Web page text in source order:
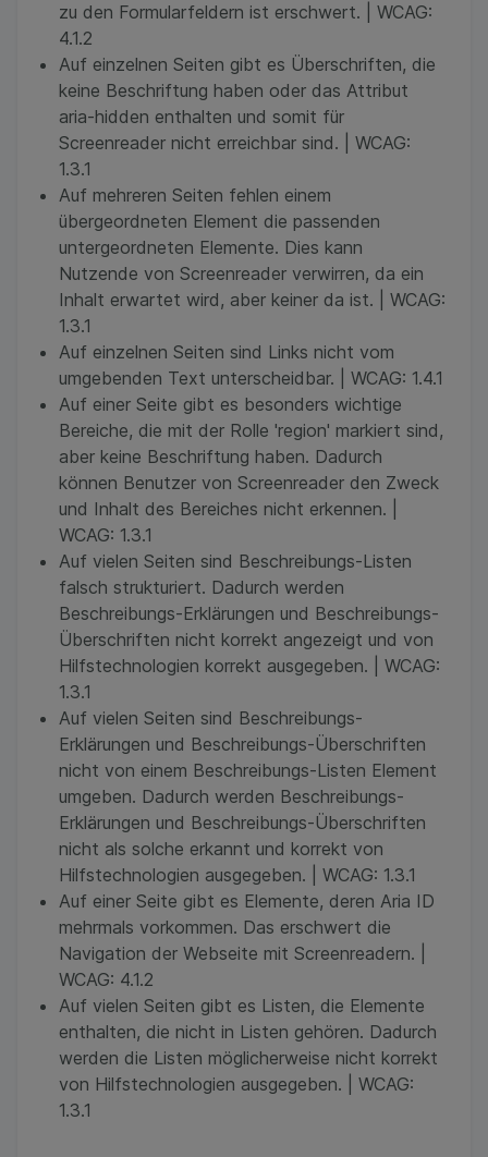
zu den Formularfeldern ist erschwert. | WCAG:
4.1.2
Auf einzelnen Seiten gibt es Überschriften, die
keine Beschriftung haben oder das Attribut
aria-hidden enthalten und somit für
Screenreader nicht erreichbar sind. | WCAG:
1.3.1
Auf mehreren Seiten fehlen einem
übergeordneten Element die passenden
untergeordneten Elemente. Dies kann
Nutzende von Screenreader verwirren, da ein
Inhalt erwartet wird, aber keiner da ist. | WCAG:
1.3.1
Auf einzelnen Seiten sind Links nicht vom
umgebenden Text unterscheidbar. | WCAG: 1.4.1
Auf einer Seite gibt es besonders wichtige
Bereiche, die mit der Rolle 'region' markiert sind,
aber keine Beschriftung haben. Dadurch
können Benutzer von Screenreader den Zweck
und Inhalt des Bereiches nicht erkennen. |
WCAG: 1.3.1
Auf vielen Seiten sind Beschreibungs-Listen
falsch strukturiert. Dadurch werden
Beschreibungs-Erklärungen und Beschreibungs-
Überschriften nicht korrekt angezeigt und von
Hilfstechnologien korrekt ausgegeben. | WCAG:
1.3.1
Auf vielen Seiten sind Beschreibungs-
Erklärungen und Beschreibungs-Überschriften
nicht von einem Beschreibungs-Listen Element
umgeben. Dadurch werden Beschreibungs-
Erklärungen und Beschreibungs-Überschriften
nicht als solche erkannt und korrekt von
Hilfstechnologien ausgegeben. | WCAG: 1.3.1
Auf einer Seite gibt es Elemente, deren Aria ID
mehrmals vorkommen. Das erschwert die
Navigation der Webseite mit Screenreadern. |
WCAG: 4.1.2
Auf vielen Seiten gibt es Listen, die Elemente
enthalten, die nicht in Listen gehören. Dadurch
werden die Listen möglicherweise nicht korrekt
von Hilfstechnologien ausgegeben. | WCAG:
1.3.1